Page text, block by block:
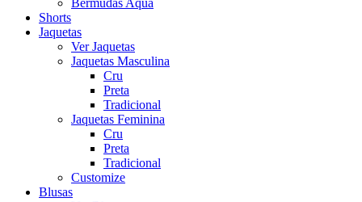
Bermudas Aqua
Shorts
Jaquetas
Ver Jaquetas
Jaquetas Masculina
Cru
Preta
Tradicional
Jaquetas Feminina
Cru
Preta
Tradicional
Customize
Blusas